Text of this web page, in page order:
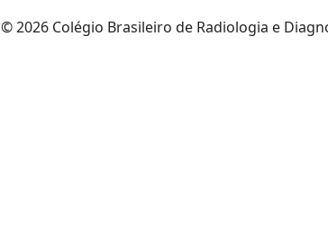
© 2026 Colégio Brasileiro de Radiologia e